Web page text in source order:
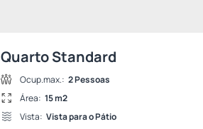
Quarto Standard
Ocup.max.: 2 Pessoas
Área: 15 m2
Vista: Vista para o Pátio